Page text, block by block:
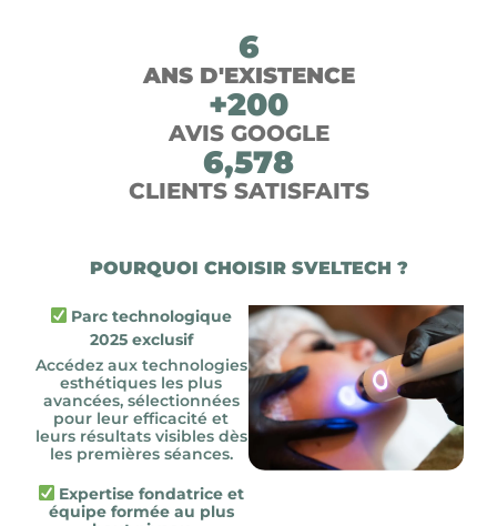
ANS D'EXISTENCE
6
AVIS GOOGLE
+200
CLIENTS SATISFAITS
6,578
POURQUOI CHOISIR SVELTECH ?
Parc technologique
2025 exclusif
Accédez aux technologies
esthétiques les plus
avancées, sélectionnées
pour leur efficacité et
leurs résultats visibles dès
les premières séances.
Expertise fondatrice et
équipe formée au plus